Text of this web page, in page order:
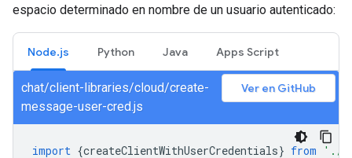
espacio determinado en nombre de un usuario autenticado:
Node.js Python Java Apps Script
chat/client-libraries/cloud/create-
message-user-cred.js
Ver en GitHub
import {createClientWithUserCredentials} from './